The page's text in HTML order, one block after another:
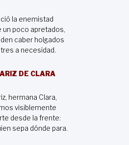
la enemistad
un poco apretados,
caber holgados
tres a necesidad.
DE CLARA
hermana Clara,
visiblemente
desde la frente:
sepa dónde para.